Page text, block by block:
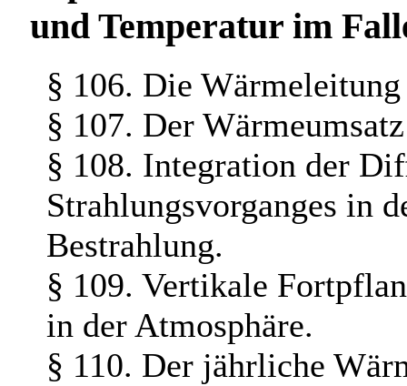
und Temperatur im
§ 106. Die Wärmeleitung
§ 107. Der
§ 108. Integration der
Strahlungsvorganges in
Bestrahlung.
§ 109. Vertikale
in der Atmosphäre.
§ 110. Der jährliche